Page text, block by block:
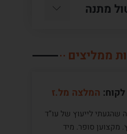
מתנה
ממליצים
המלצה מל.ז
שהגעתי לייעוץ של עו”ד
מקצוען סופר. מיד